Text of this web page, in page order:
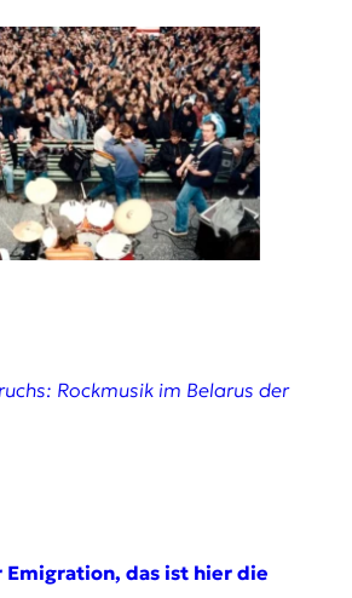
Rockmusik im Belarus der
Emigration, das ist hier die